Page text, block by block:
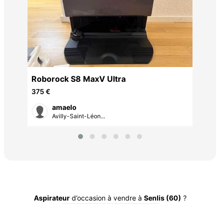
Roborock S8 MaxV Ultra
375 €
amaelo
Avilly-Saint-Léon...
Aspirateurd’occasion à vendre à Senlis (60) ?